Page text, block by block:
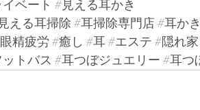
ベート #見える耳かき
える耳掃除 #耳掃除専門店#耳か
精疲労 #癒し #耳#エステ #隠れ家
トバス #耳つぼジュエリー #耳つ